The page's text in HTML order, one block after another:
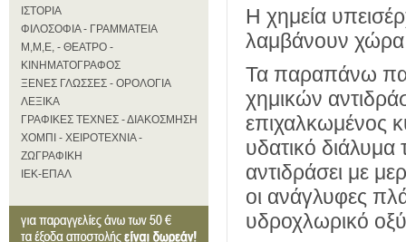
ΙΣΤΟΡΙΑ
ΦΙΛΟΣΟΦΙΑ - ΓΡΑΜΜΑΤΕΙΑ
Μ,Μ,Ε, - ΘΕΑΤΡΟ -
ΚΙΝΗΜΑΤΟΓΡΑΦΟΣ
ΞΕΝΕΣ ΓΛΩΣΣΕΣ - ΟΡΟΛΟΓΙΑ
ΛΕΞΙΚΑ
ΓΡΑΦΙΚΕΣ ΤΕΧΝΕΣ - ΔΙΑΚΟΣΜΗΣΗ
ΧΟΜΠΙ - ΧΕΙΡΟΤΕΧΝΙΑ -
ΖΩΓΡΑΦΙΚΗ
ΙΕΚ-ΕΠΑΛ
Η χημεία
λαμβάνουν
Τα παραπάνω
χημικών
επιχαλκωμένος
υδατικό
αντιδράσει με
οι ανάγλυφες
υδροχλωρικό